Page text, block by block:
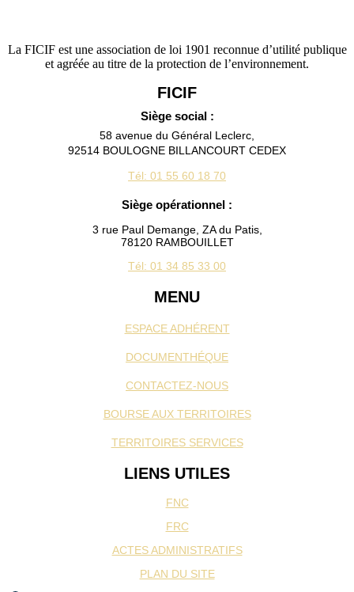
La FICIF est une association de loi 1901 reconnue d’utilité publique
et agréée au titre de la protection de l’environnement.
FICIF
Siège social :
58 avenue du Général Leclerc,
92514 BOULOGNE BILLANCOURT CEDEX
Tél: 01 55 60 18 70
Siège opérationnel :
3 rue Paul Demange, ZA du Patis,
78120 RAMBOUILLET
Tél: 01 34 85 33 00
MENU
ESPACE ADHÉRENT
DOCUMENTHÉQUE
CONTACTEZ-NOUS
BOURSE AUX TERRITOIRES
TERRITOIRES SERVICES
LIENS UTILES
FNC
FRC
ACTES ADMINISTRATIFS
PLAN DU SITE